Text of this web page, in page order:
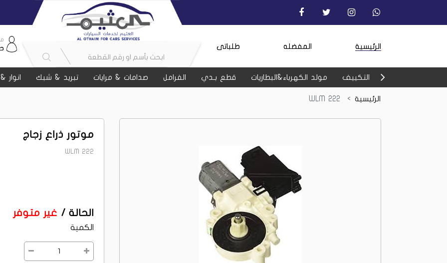
الرئيسية المفضله طلباتى
التكييف مولد الكهرباء&البطاريات قطع بـدي الفرامل صدامات & مرايات تبريد & شبك انوار
الرئيسية
موتور ذراع زجاج
WLM 222
الحالة / غير متوفر
الكمية
1